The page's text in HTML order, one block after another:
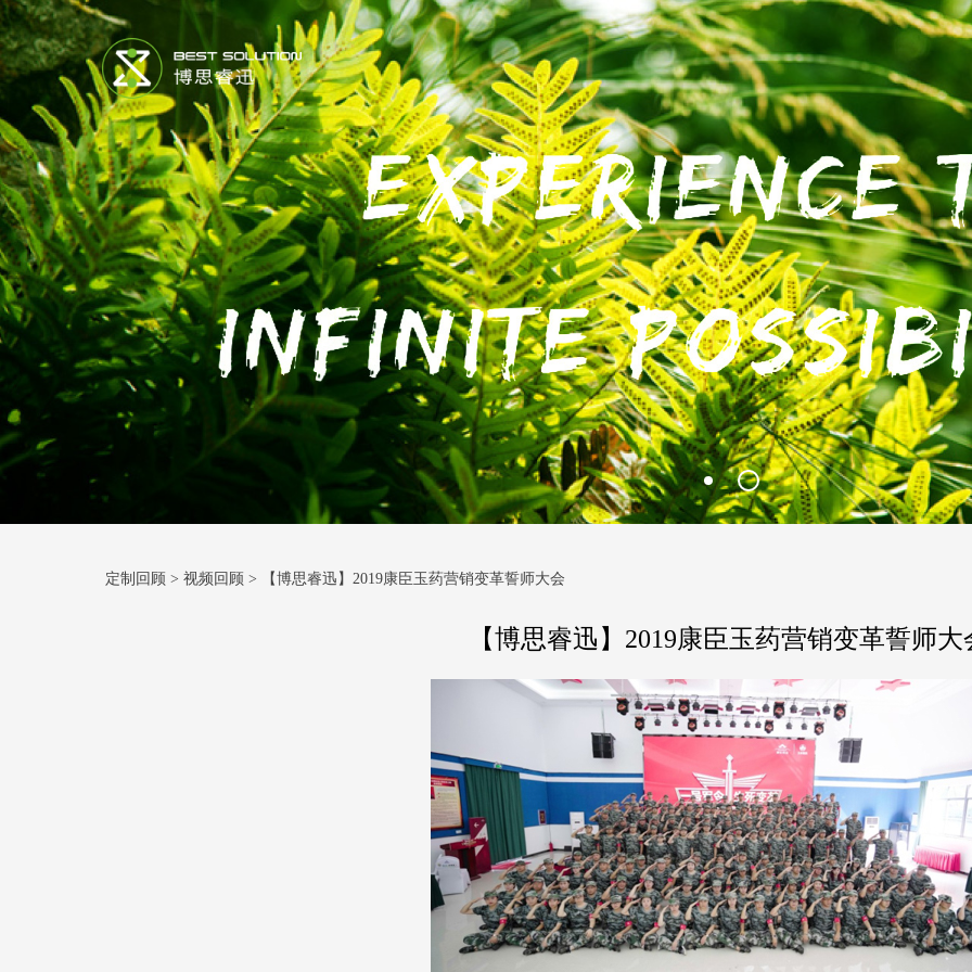
定制回顾 > 视频回顾 > 【博思睿迅】2019康臣玉药营销变革誓师大会
【博思睿迅】2019康臣玉药营销变革誓师大